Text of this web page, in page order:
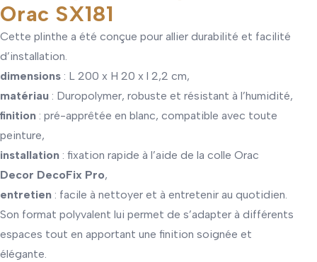
Orac SX181
Cette plinthe a été conçue pour allier durabilité et facilité
d’installation.
dimensions : L 200 x H 20 x l 2,2 cm,
matériau : Duropolymer, robuste et résistant à l’humidité,
finition : pré-apprêtée en blanc, compatible avec toute
peinture,
installation : fixation rapide à l’aide de la colle Orac
Decor DecoFix Pro,
entretien : facile à nettoyer et à entretenir au quotidien.
Son format polyvalent lui permet de s’adapter à différents
espaces tout en apportant une finition soignée et
élégante.